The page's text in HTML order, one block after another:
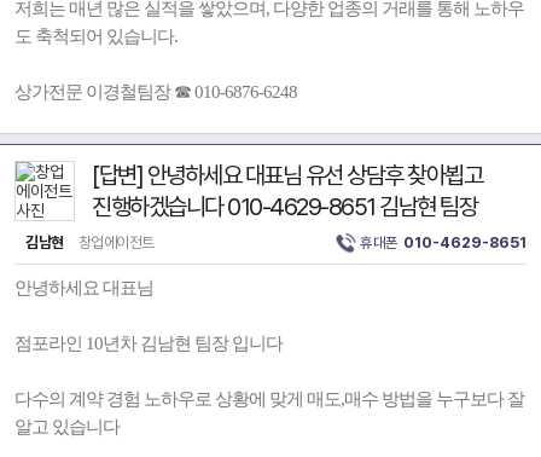
저희는 매년 많은 실적을 쌓았으며, 다양한 업종의 거래를 통해 노하우
도 축척되어 있습니다.
상가전문 이경철팀장 ☎ 010-6876-6248
[답변] 안녕하세요 대표님 유선 상담후 찾아뵙고
진행하겠습니다 010-4629-8651 김남현 팀장
김남현 창업에이전트 휴대폰 010-4629-8651
안녕하세요 대표님
점포라인 10년차 김남현 팀장 입니다
다수의 계약 경험 노하우로 상황에 맞게 매도,매수 방법을 누구보다 잘
알고 있습니다